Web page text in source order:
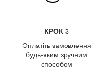
КРОК 3
Оплатіть замовлення
будь-яким зручним
способом